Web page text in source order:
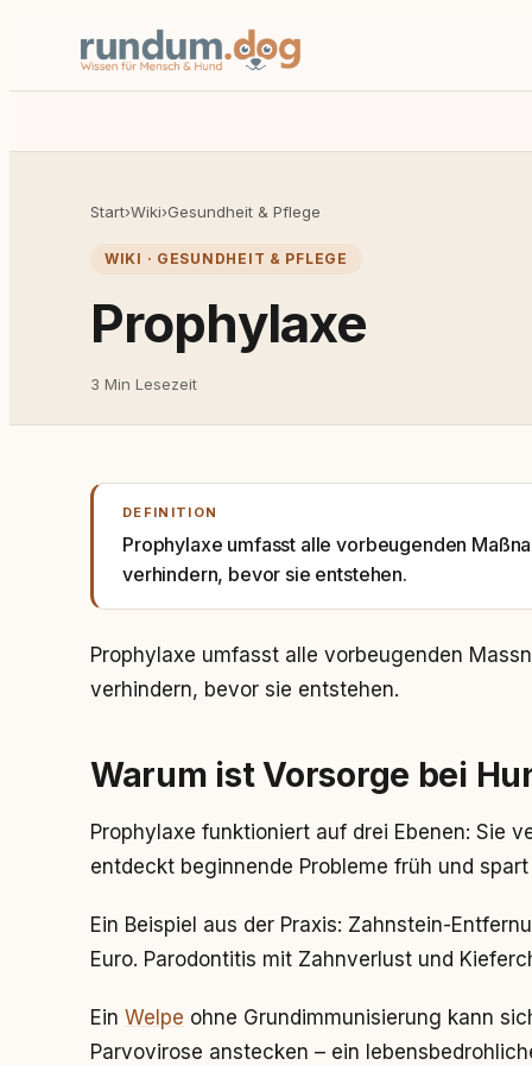
Start›Wiki›Gesundheit & Pflege
WIKI · GESUNDHEIT & PFLEGE
Prophylaxe
3 Min Lesezeit
DEFINITION
Prophylaxe umfasst alle vorbeugenden
verhindern, bevor sie entstehen.
Prophylaxe umfasst alle vorbeugenden
verhindern, bevor sie entstehen.
Warum ist Vorsorge bei
Prophylaxe funktioniert auf drei Ebenen: Sie
entdeckt beginnende Probleme früh und
Ein Beispiel aus der Praxis: Zahnstein-
Euro. Parodontitis mit Zahnverlust und
Ein Welpe ohne Grundimmunisierung kann
Parvovirose anstecken – ein